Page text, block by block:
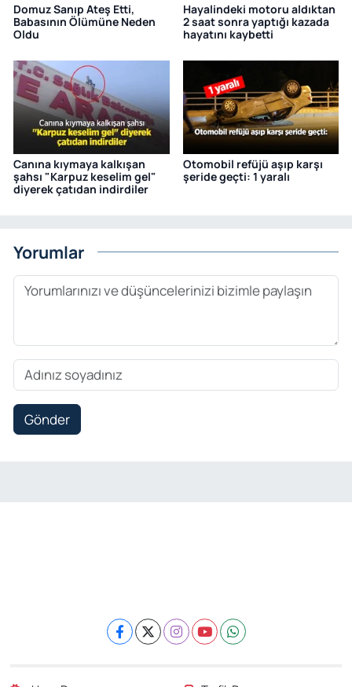
Domuz Sanıp Ateş Etti,
Babasının Ölümüne Neden
Oldu
Hayalindeki motoru aldıktan
2 saat sonra yaptığı kazada
hayatını kaybetti
Canına kıymaya kalkışan
şahsı "Karpuz keselim gel"
diyerek çatıdan indirdiler
Otomobil refüjü aşıp karşı
şeride geçti: 1 yaralı
Yorumlar
Gönder